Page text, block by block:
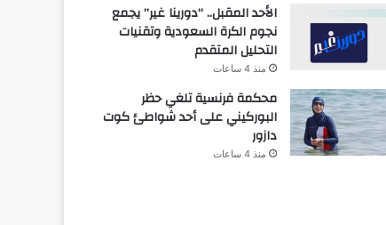
الأحد المقبل.. “دورينا غير” يجمع
نجوم الكرة السعودية وتقنيات
التحليل المتقدم
منذ 4 ساعات
محكمة فرنسية تلغي حظر
البوركيني على أحد شواطئ كوت
دازور
منذ 4 ساعات